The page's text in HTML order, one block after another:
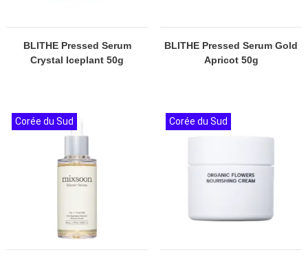
BLITHE Pressed Serum
Crystal Iceplant 50g
BLITHE Pressed Serum Gold
Apricot 50g
Corée du Sud Corée du Sud